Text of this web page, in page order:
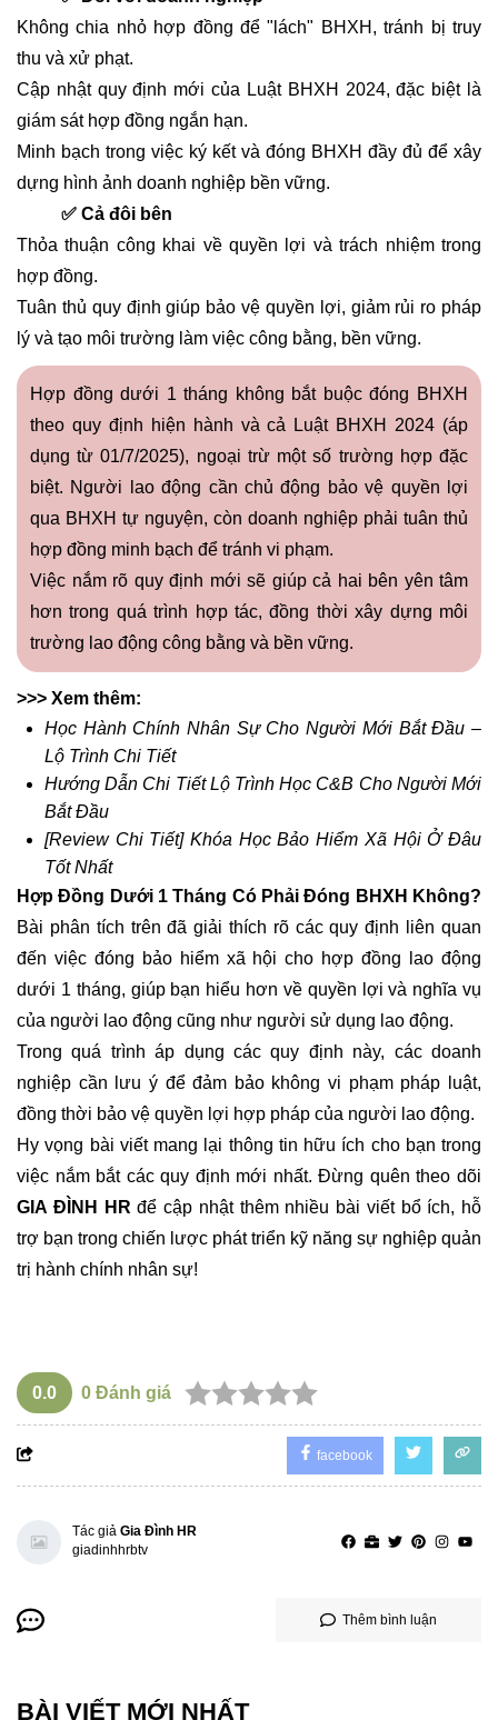
Không chia nhỏ hợp đồng để "lách" BHXH, tránh bị truy
thu và xử phạt.
Cập nhật quy định mới của Luật BHXH 2024, đặc biệt là
giám sát hợp đồng ngắn hạn.
Minh bạch trong việc ký kết và đóng BHXH đầy đủ để xây
dựng hình ảnh doanh nghiệp bền vững.
✅ Cả đôi bên
Thỏa thuận công khai về quyền lợi và trách nhiệm trong
hợp đồng.
Tuân thủ quy định giúp bảo vệ quyền lợi, giảm rủi ro pháp
lý và tạo môi trường làm việc công bằng, bền vững.
Hợp đồng dưới 1 tháng không bắt buộc đóng BHXH
theo quy định hiện hành và cả Luật BHXH 2024 (áp
dụng từ 01/7/2025), ngoại trừ một số trường hợp đặc
biệt. Người lao động cần chủ động bảo vệ quyền lợi
qua BHXH tự nguyện, còn doanh nghiệp phải tuân thủ
hợp đồng minh bạch để tránh vi phạm.
Việc nắm rõ quy định mới sẽ giúp cả hai bên yên tâm
hơn trong quá trình hợp tác, đồng thời xây dựng môi
trường lao động công bằng và bền vững.
>>> Xem thêm:
Học Hành Chính Nhân Sự Cho Người Mới Bắt Đầu –
Lộ Trình Chi Tiết
Hướng Dẫn Chi Tiết Lộ Trình Học C&B Cho Người Mới
Bắt Đầu
[Review Chi Tiết] Khóa Học Bảo Hiểm Xã Hội Ở Đâu
Tốt Nhất
Hợp Đồng Dưới 1 Tháng Có Phải Đóng BHXH Không?
Bài phân tích trên đã giải thích rõ các quy định liên quan
đến việc đóng bảo hiểm xã hội cho hợp đồng lao động
dưới 1 tháng, giúp bạn hiểu hơn về quyền lợi và nghĩa vụ
của người lao động cũng như người sử dụng lao động.
Trong quá trình áp dụng các quy định này, các doanh
nghiệp cần lưu ý để đảm bảo không vi phạm pháp luật,
đồng thời bảo vệ quyền lợi hợp pháp của người lao động.
Hy vọng bài viết mang lại thông tin hữu ích cho bạn trong
việc nắm bắt các quy định mới nhất. Đừng quên theo dõi
GIA ĐÌNH HR để cập nhật thêm nhiều bài viết bổ ích, hỗ
trợ bạn trong chiến lược phát triển kỹ năng sự nghiệp quản
trị hành chính nhân sự!
0.0 0 Đánh giá
facebook
Tác giả Gia Đình HR
giadinhhrbtv
Thêm bình luận
BÀI VIẾT MỚI NHẤT